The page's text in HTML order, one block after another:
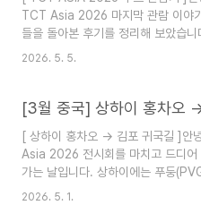
록 ]수원역 → 김포공항 공항버스
김포공항으로 가는 공항버스
대..
TCT Asia 2026 마지막 관람 이야
들을 돌아본 후기를 정리해 보았습니
코드(프린트 또는 모바일)로 진행되는
먼저 집중적으로 보고, 그 후 폴리머(
에 순서가 약간 섞여 있을 수 있어요
진은 최적화가 되어있으니, 사진을
시길 원하시면 아래 링크 참고바래
요.https://blog.naver.com/
2026. 5. 5.
[ 상하이 홍차오 → 김포 귀국길 ]안
Asia 2026 전시회를 마치고 드디어
가는 날입니다. 상하이에는 푸둥
(SHA) 두 공항이 있는데, 김포행 중
2026. 5. 1.